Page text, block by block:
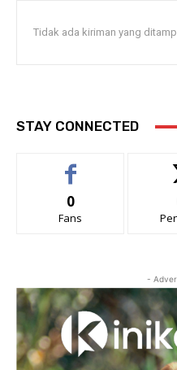
Tidak ada kiriman yang
STAY CONNECTED
0
Fans
-